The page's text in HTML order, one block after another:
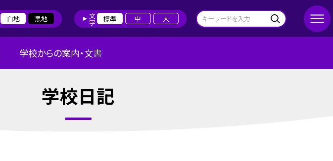
白地 黒地 文字 標準 中 大
学校からの案内・文書
学校日記